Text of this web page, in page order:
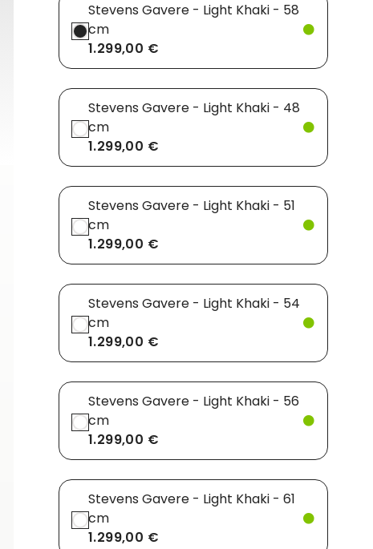
Stevens Gavere - Light Khaki - 58
cm
1.299,00 €
Stevens Gavere - Light Khaki - 48
cm
1.299,00 €
Stevens Gavere - Light Khaki - 51
cm
1.299,00 €
Stevens Gavere - Light Khaki - 54
cm
1.299,00 €
Stevens Gavere - Light Khaki - 56
cm
1.299,00 €
Stevens Gavere - Light Khaki - 61
cm
1.299,00 €